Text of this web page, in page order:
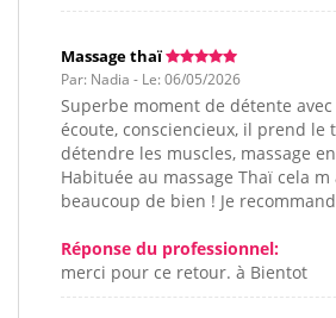
Massage thaï
Par: Nadia - Le: 06/05/2026
Superbe moment de détente avec
écoute, consciencieux, il prend le
détendre les muscles, massage
Habituée au massage Thaï cela
beaucoup de bien ! Je
Réponse du professionnel:
merci pour ce retour. à Bientot